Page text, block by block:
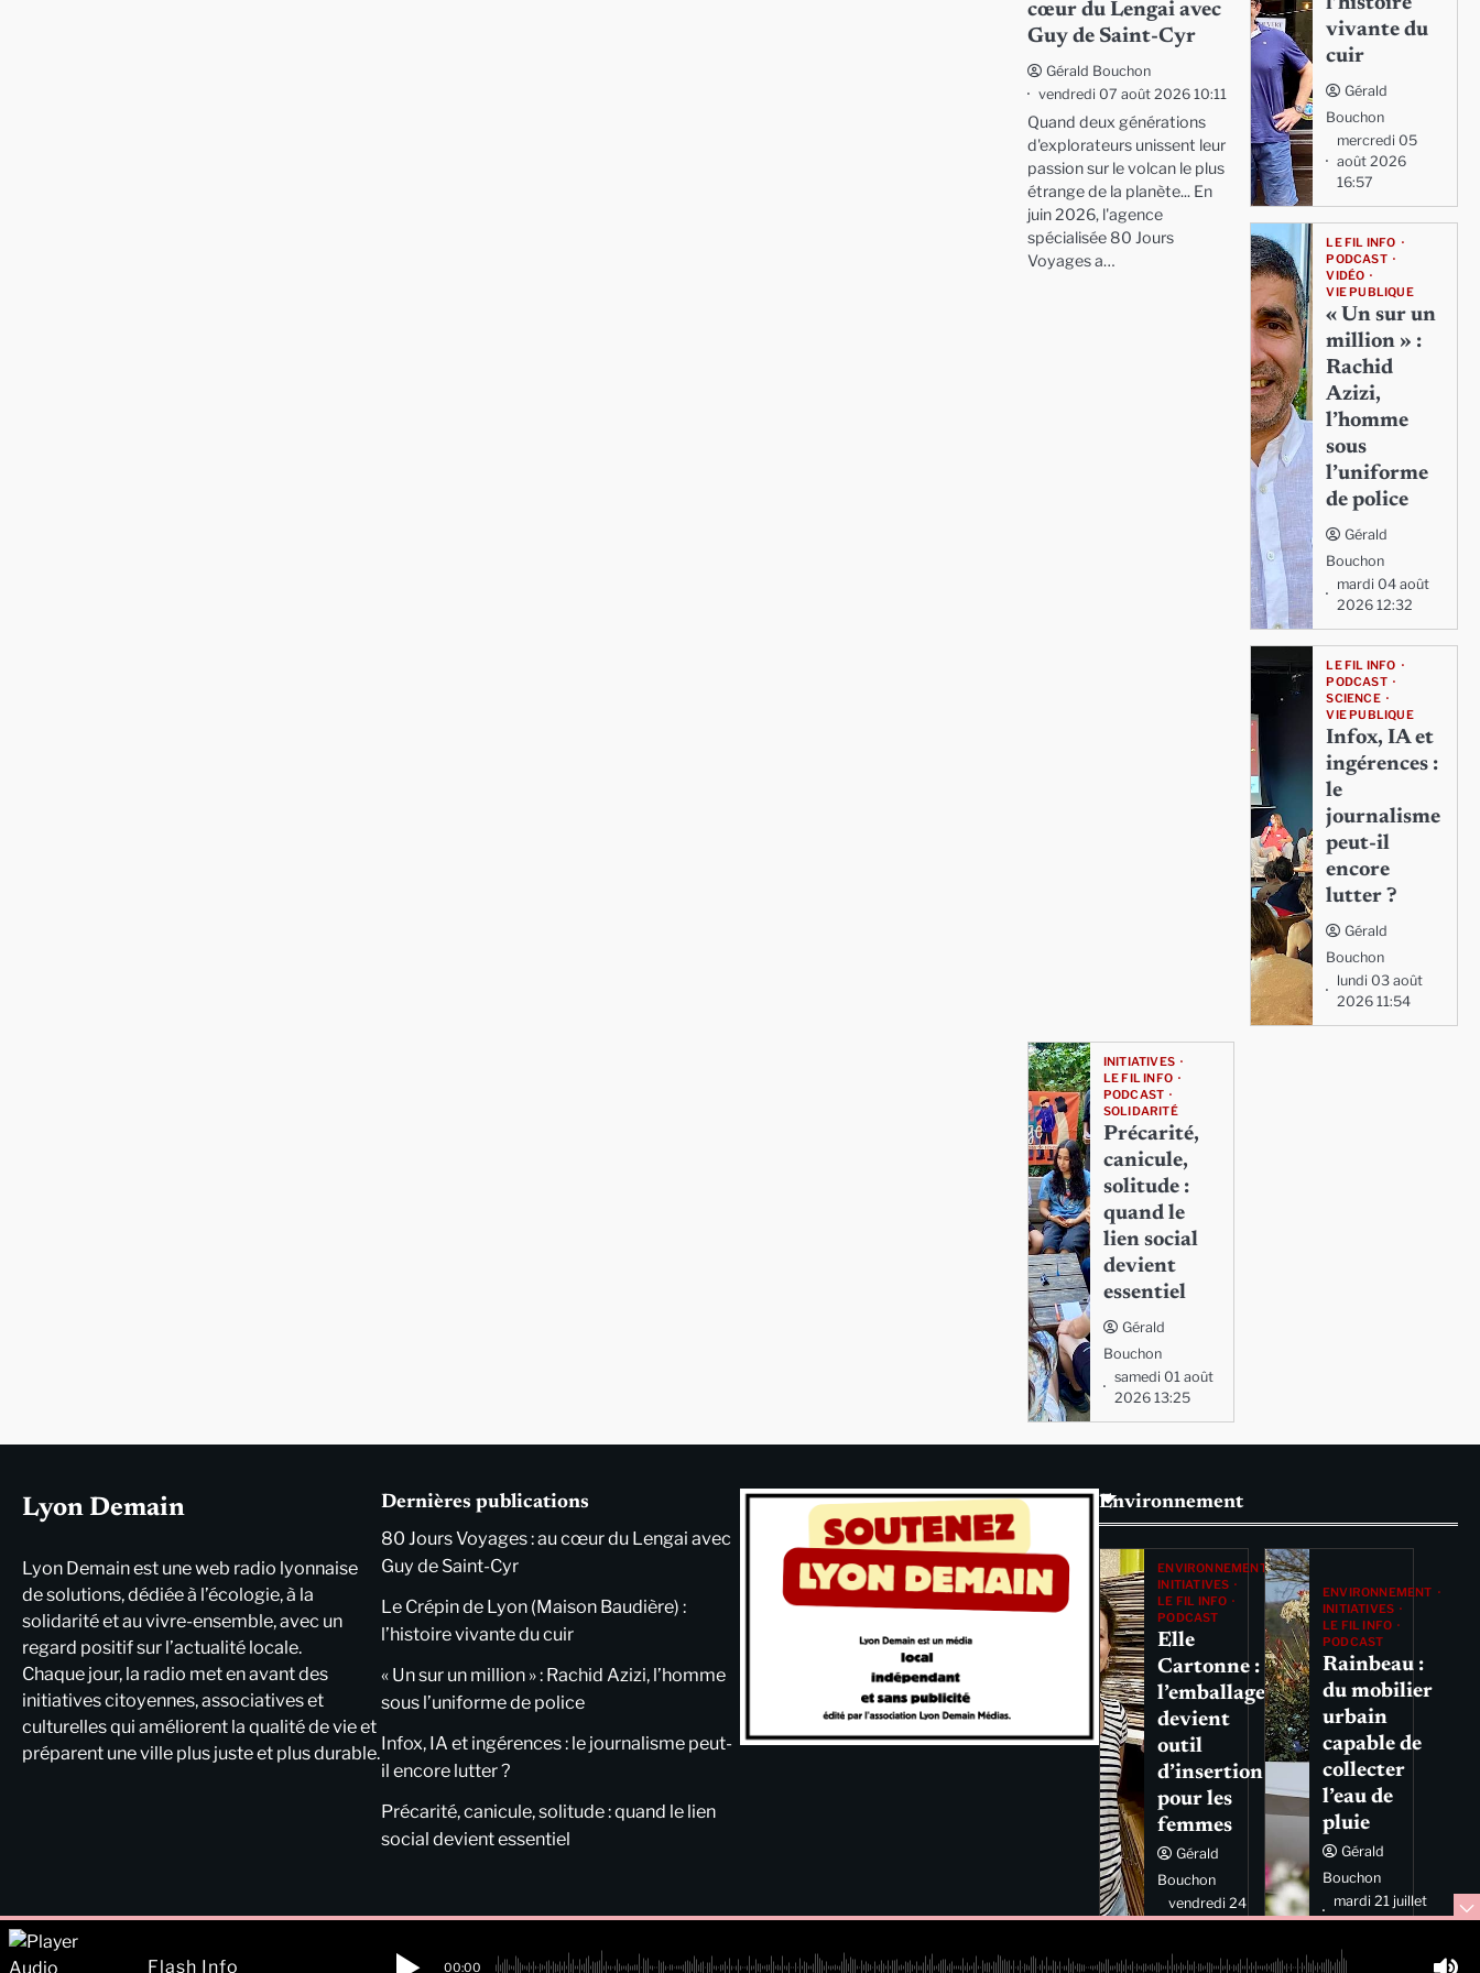
cœur du Lengai avec
Guy de Saint-Cyr
Gérald Bouchon
vendredi 07 août 2026 10:11
Quand deux générations
d'explorateurs unissent leur
passion sur le volcan le plus
étrange de la planète... En
juin 2026, l'agence
spécialisée 80 Jours
Voyages a…
vivante du
cuir
Gérald
Bouchon
mercredi 05
août 2026
16:57
LE FIL INFO
PODCAST
VIDÉO
VIE PUBLIQUE
« Un sur un
million » :
Rachid
Azizi,
l’homme
sous
l’uniforme
de police
Gérald
Bouchon
mardi 04 août
2026 12:32
LE FIL INFO
PODCAST
SCIENCE
VIE PUBLIQUE
Infox, IA et
ingérences :
le
journalisme
peut-il
encore
lutter ?
Gérald
Bouchon
lundi 03 août
2026 11:54
INITIATIVES
LE FIL INFO
PODCAST
SOLIDARITÉ
Précarité,
canicule,
solitude :
quand le
lien social
devient
essentiel
Gérald
Bouchon
samedi 01 août
2026 13:25
Lyon Demain
Lyon Demain est une web radio lyonnaise
de solutions, dédiée à l’écologie, à la
solidarité et au vivre-ensemble, avec un
regard positif sur l’actualité locale.
Chaque jour, la radio met en avant des
initiatives citoyennes, associatives et
culturelles qui améliorent la qualité de vie et
préparent une ville plus juste et plus durable.
Dernières publications
80 Jours Voyages : au cœur du Lengai avec
Guy de Saint-Cyr
Le Crépin de Lyon (Maison Baudière) :
l’histoire vivante du cuir
« Un sur un million » : Rachid Azizi, l’homme
sous l’uniforme de police
Infox, IA et ingérences : le journalisme peut-
il encore lutter ?
Précarité, canicule, solitude : quand le lien
social devient essentiel
Environnement
ENVIRONNEMENT
INITIATIVES
LE FIL INFO
PODCAST
Elle
Cartonne :
l’emballage
devient
outil
d’insertion
pour les
femmes
Gérald
Bouchon
vendredi 24
juillet 2026
ENVIRONNEMENT
INITIATIVES
LE FIL INFO
PODCAST
Rainbeau :
du mobilier
urbain
capable de
collecter
l’eau de
pluie
Gérald
Bouchon
mardi 21 juillet
2026 11:44
Flash Info 00:00